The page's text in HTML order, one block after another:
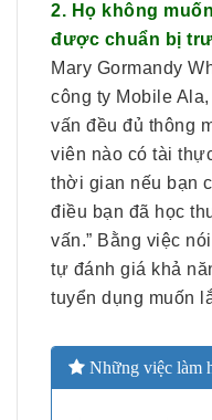
2. Họ không
được chuẩn bị
Mary Gormandy
công ty Mobile
vấn đều đủ thông
viên nào có tài
thời gian nếu bạn
điều bạn đã học
vấn.” Bằng việc
tự đánh giá khả
tuyển dụng muốn
Những việc làm